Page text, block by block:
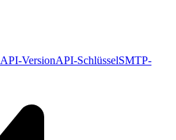
API-VersionAPI-SchlüsselSMTP-